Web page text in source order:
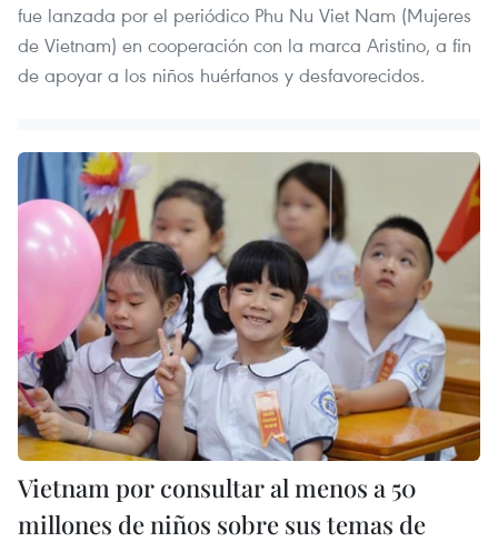
fue lanzada por el periódico Phu Nu Viet Nam (Mujeres
de Vietnam) en cooperación con la marca Aristino, a fin
de apoyar a los niños huérfanos y desfavorecidos.
Vietnam por consultar al menos a 50
millones de niños sobre sus temas de